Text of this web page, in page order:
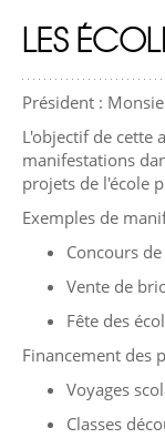
LES
Président :
L'objectif de cette
manifestations
projets de l'école
Exemples de
Concours
Vente de
Fête des
Financement des
Voyages
Classes